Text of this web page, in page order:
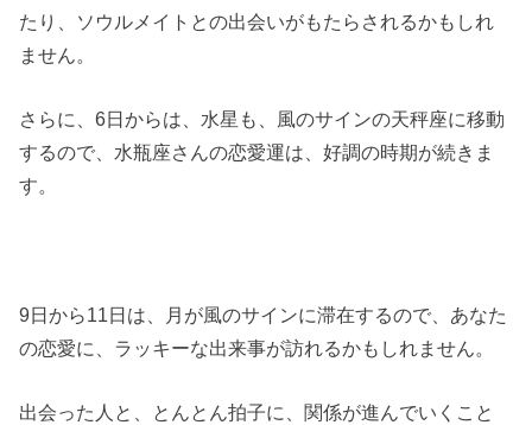
たり、ソウルメイトとの出会いがもたらされるかもしれ
ません。
さらに、6日からは、水星も、風のサインの天秤座に移動
するので、水瓶座さんの恋愛運は、好調の時期が続きま
す。
9日から11日は、月が風のサインに滞在するので、あなた
の恋愛に、ラッキーな出来事が訪れるかもしれません。
出会った人と、とんとん拍子に、関係が進んでいくこと